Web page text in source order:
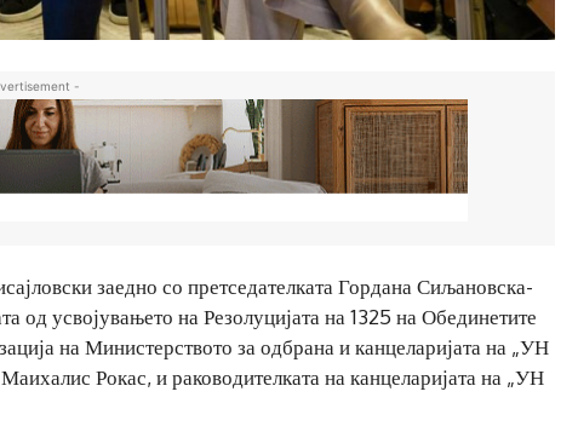
-
заедно со претседателката Гордана Сиљановска-
усвојувањето на Резолуцијата на 1325 на Обединетите
на Министерството за одбрана и канцеларијата на „УН
Рокас, и раководителката на канцеларијата на „УН